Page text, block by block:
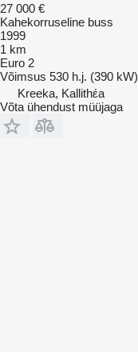
27 000 €
Kahekorruseline buss
1999
1 km
Euro 2
Võimsus 530 h.j. (390 kW)
Kreeka, Kallithέa
Võta ühendust müüjaga